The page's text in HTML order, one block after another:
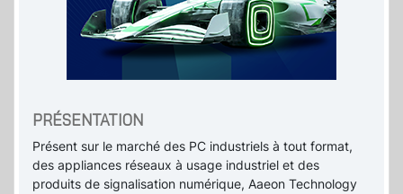
PRÉSENTATION
Présent sur le marché des PC industriels à tout format,
des appliances réseaux à usage industriel et des
produits de signalisation numérique, Aaeon Technology